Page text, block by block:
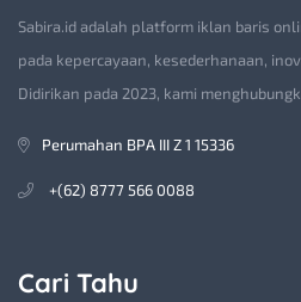
Sabira.id adalah platform iklan baris
pada kepercayaan, kesederhanaan,
Didirikan pada 2023, kami
Perumahan BPA III Z 1 15336
+(62) 8777 566 0088
Cari Tahu